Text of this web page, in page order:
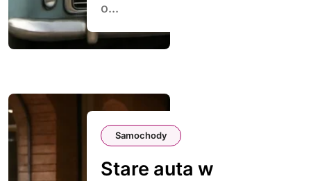
o...
Samochody
Stare auta w